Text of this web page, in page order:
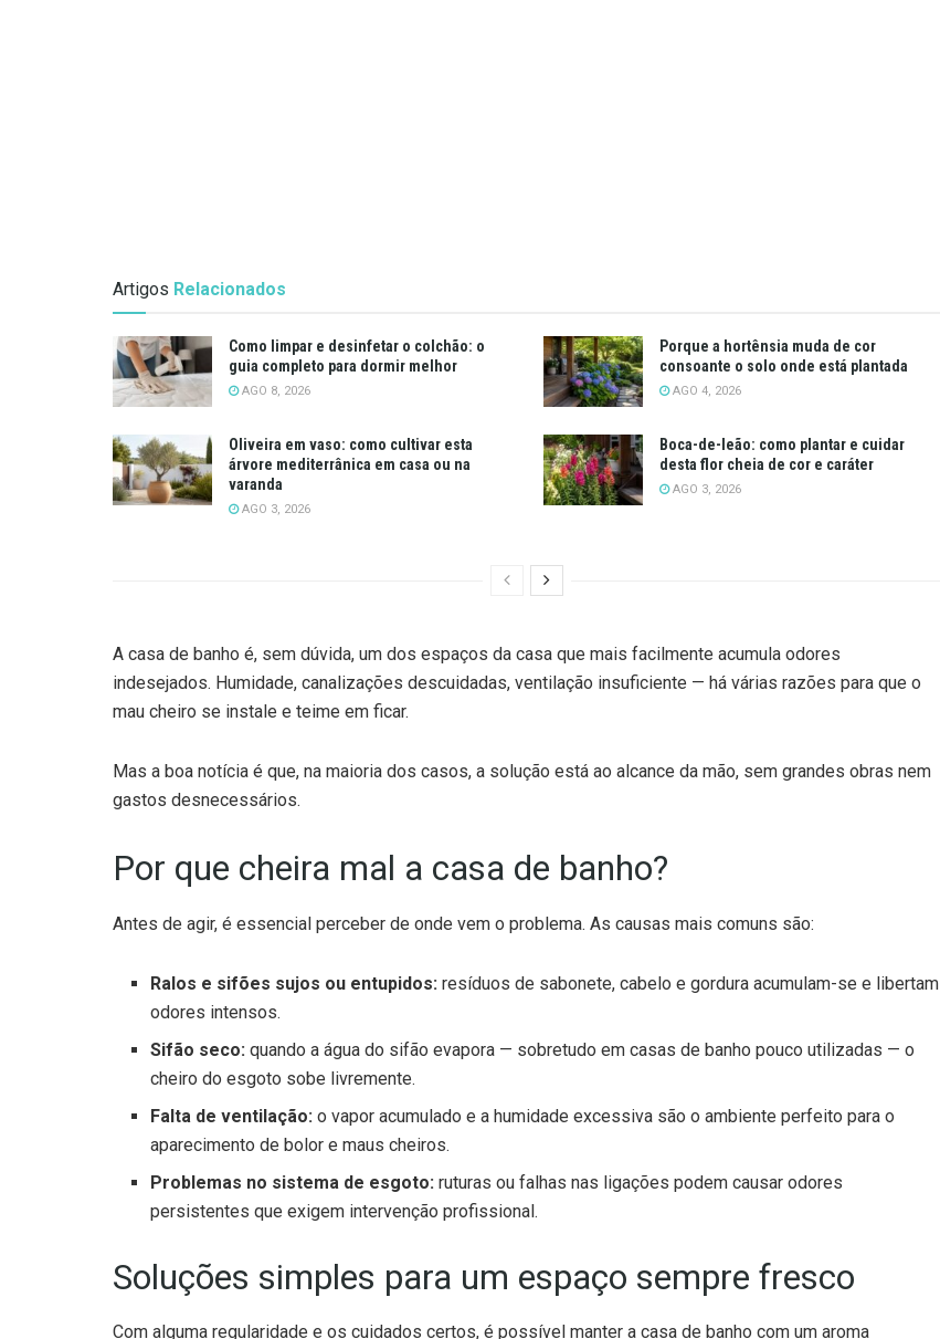
Artigos Relacionados
Como limpar e desinfetar o colchão: o
guia completo para dormir melhor
AGO 8, 2026
Porque a hortênsia muda de cor
consoante o solo onde está plantada
AGO 4, 2026
Oliveira em vaso: como cultivar esta
árvore mediterrânica em casa ou na
varanda
AGO 3, 2026
Boca-de-leão: como plantar e cuidar
desta flor cheia de cor e caráter
AGO 3, 2026
A casa de banho é, sem dúvida, um dos espaços da casa que mais facilmente acumula odores
indesejados. Humidade, canalizações descuidadas, ventilação insuficiente — há várias razões para que o
mau cheiro se instale e teime em ficar.
Mas a boa notícia é que, na maioria dos casos, a solução está ao alcance da mão, sem grandes obras nem
gastos desnecessários.
Por que cheira mal a casa de banho?
Antes de agir, é essencial perceber de onde vem o problema. As causas mais comuns são:
Ralos e sifões sujos ou entupidos: resíduos de sabonete, cabelo e gordura acumulam-se e libertam
odores intensos.
Sifão seco: quando a água do sifão evapora — sobretudo em casas de banho pouco utilizadas — o
cheiro do esgoto sobe livremente.
Falta de ventilação: o vapor acumulado e a humidade excessiva são o ambiente perfeito para o
aparecimento de bolor e maus cheiros.
Problemas no sistema de esgoto: ruturas ou falhas nas ligações podem causar odores
persistentes que exigem intervenção profissional.
Soluções simples para um espaço sempre fresco
Com alguma regularidade e os cuidados certos, é possível manter a casa de banho com um aroma